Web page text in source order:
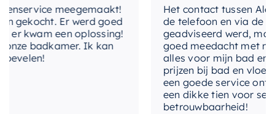
meegemaakt!
gekocht. Er werd goed
kwam een oplossing!
badkamer. Ik kan
Het contact tussen
de telefoon en via de
geadviseerd werd,
goed meedacht met
alles voor mijn bad en
prijzen bij bad en vloer
een goede service
een dikke tien voor
betrouwbaarheid!